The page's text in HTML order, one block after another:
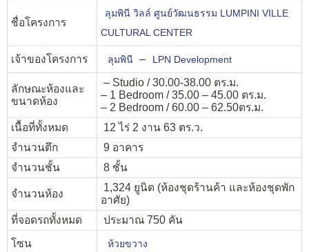
ชื่อโครงการ
ลุมพินี วิลล์ ศูนย์วัฒนธรรม LUMPINI VILLE
CULTURAL CENTER
เจ้าของโครงการ ลุมพินี – LPN Development
ลักษณะห้องและ
ขนาดห้อง
– Studio / 30.00-38.00 ตร.ม.
– 1 Bedroom / 35.00 – 45.00 ตร.ม.
– 2 Bedroom / 60.00 – 62.50ตร.ม.
เนื้อที่ทั้งหมด
12 ไร่ 2 งาน 63 ตร.ว.
จำนวนตึก
9 อาคาร
จำนวนชั้น
8 ชั้น
จำนวนห้อง
1,324 ยูนิต (ห้องชุดร้านค้า และห้องชุดพัก
อาศัย)
ที่จอดรถทั้งหมด
ประมาณ 750 คัน
โซน
ห้วยขวาง